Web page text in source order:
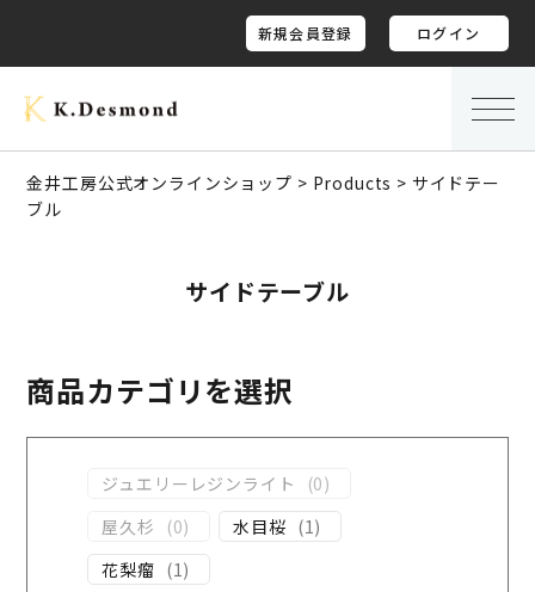
新規会員登録 ログイン
金井工房公式オンラインショップ > Products > サイドテー
ブル
サイドテーブル
商品カテゴリを選択
ジュエリーレジンライト (0)
屋久杉
(0) 水目桜 (1)
花梨瘤 (1)